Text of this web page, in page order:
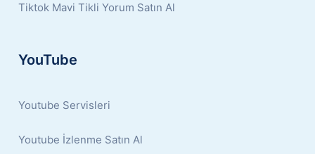
Tiktok Mavi Tikli Yorum Satın Al
YouTube
Youtube Servisleri
Youtube İzlenme Satın Al